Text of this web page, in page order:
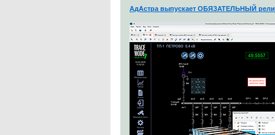
АдАстра выпускает ОБЯЗАТЕЛЬНЫЙ релиз